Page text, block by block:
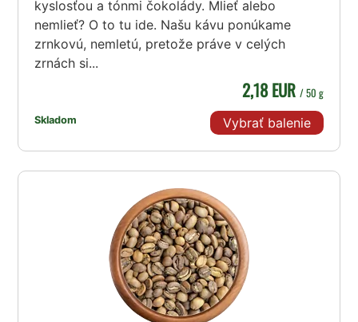
kyslosťou a tónmi čokolády. Mlieť alebo
nemlieť? O to tu ide. Našu kávu ponúkame
zrnkovú, nemletú, pretože práve v celých
zrnách si...
Skladom
2,18 EUR / 50 g
Vybrať balenie